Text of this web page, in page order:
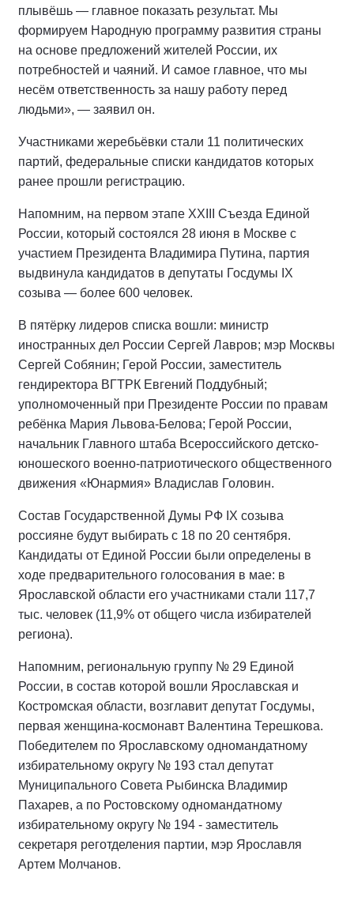
плывёшь — главное показать результат. Мы
формируем Народную программу развития страны
на основе предложений жителей России, их
потребностей и чаяний. И самое главное, что мы
несём ответственность за нашу работу перед
людьми», — заявил он.
Участниками жеребьёвки стали 11 политических
партий, федеральные списки кандидатов которых
ранее прошли регистрацию.
Напомним, на первом этапе XXIII Съезда Единой
России, который состоялся 28 июня в Москве с
участием Президента Владимира Путина, партия
выдвинула кандидатов в депутаты Госдумы IX
созыва — более 600 человек.
В пятёрку лидеров списка вошли: министр
иностранных дел России Сергей Лавров; мэр Москвы
Сергей Собянин; Герой России, заместитель
гендиректора ВГТРК Евгений Поддубный;
уполномоченный при Президенте России по правам
ребёнка Мария Львова-Белова; Герой России,
начальник Главного штаба Всероссийского детско-
юношеского военно-патриотического общественного
движения «Юнармия» Владислав Головин.
Состав Государственной Думы РФ IХ созыва
россияне будут выбирать с 18 по 20 сентября.
Кандидаты от Единой России были определены в
ходе предварительного голосования в мае: в
Ярославской области его участниками стали 117,7
тыс. человек (11,9% от общего числа избирателей
региона).
Напомним, региональную группу № 29 Единой
России, в состав которой вошли Ярославская и
Костромская области, возглавит депутат Госдумы,
первая женщина-космонавт Валентина Терешкова.
Победителем по Ярославскому одномандатному
избирательному округу № 193 стал депутат
Муниципального Совета Рыбинска Владимир
Пахарев, а по Ростовскому одномандатному
избирательному округу № 194 - заместитель
секретаря реготделения партии, мэр Ярославля
Артем Молчанов.